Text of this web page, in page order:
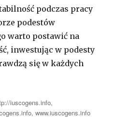
podczas pracy
podestów
warto postawić na
inwestując w podesty
się w każdych
iuscogens.info,
,www.iuscogens.info